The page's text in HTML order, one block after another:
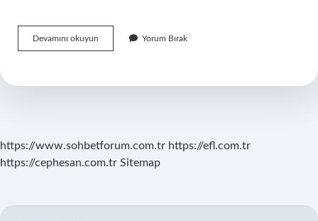
Devamını okuyun
Iki
Yorum Bırak
https://www.sohbetforum.com.tr https://efl.com.tr
https://cephesan.com.tr Sitemap